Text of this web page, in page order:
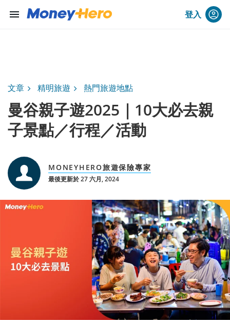
menu 登入
文章 精明旅遊 熱門旅遊地點
曼谷親子遊2025｜10大必去親
子景點／行程／活動
MONEYHERO旅遊保險專家
最後更新於 27 六月, 2024